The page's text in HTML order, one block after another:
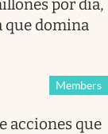
por día,
que domina
Members
acciones que